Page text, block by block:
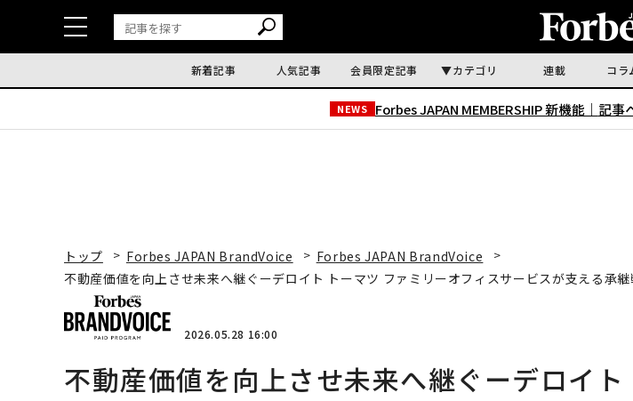
新着記事 人気記事 会員限定記事 カテゴリ 連載 コラ
NEWS Forbes JAPAN MEMBERSHIP 新機能｜ 記事
トップ Forbes JAPAN BrandVoice
Forbes JAPAN BrandVoice
不動産価値を向上させ未来へ継ぐーデロイト トーマツ ファミリーオフィスサービスが支える承継
2026.05.28 16:00
不動産価値を向上させ未来へ継ぐーデロイト